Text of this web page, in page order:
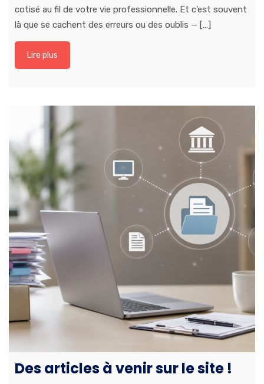
cotisé au fil de votre vie professionnelle. Et c’est souvent
là que se cachent des erreurs ou des oublis — […]
Lire plus
Des articles à venir sur le site !